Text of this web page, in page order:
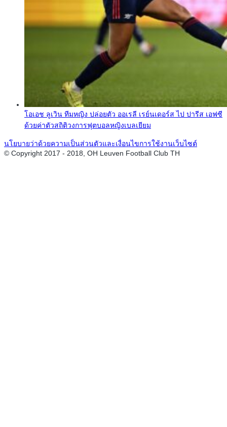
โอเอช ลูเวิน ทีมหญิง ปล่อยตัว ออเรลี เรย์นเดอร์ส ไป ปารีส เอฟซี
ด้วยค่าตัวสถิติวงการฟุตบอลหญิงเบลเยียม
นโยบายว่าด้วยความเป็นส่วนตัวและเงื่อนไขการใช้งานเว็บไซต์
© Copyright 2017 - 2018, OH Leuven Football Club TH